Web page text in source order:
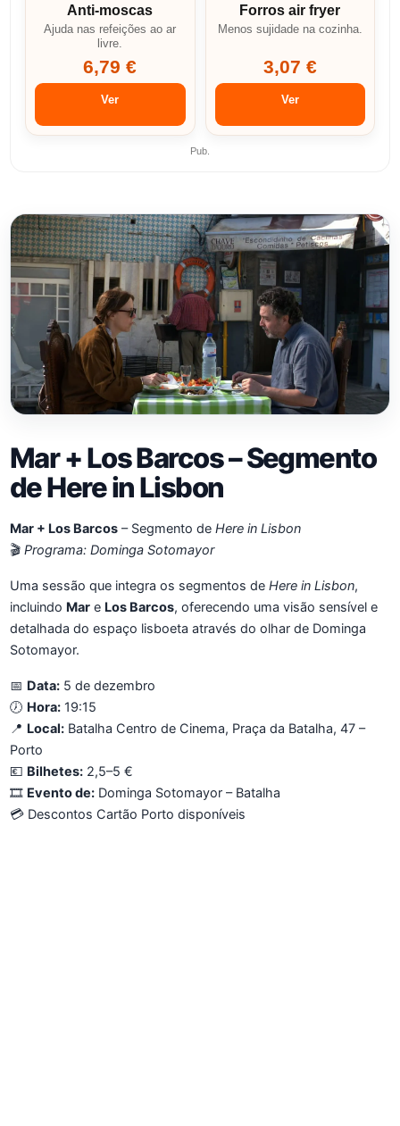
Anti-moscas
Ajuda nas refeições ao ar
livre.
6,79 €
Ver
Forros air fryer
Menos sujidade na cozinha.
3,07 €
Ver
Pub.
Mar + Los Barcos – Segmento
de Here in Lisbon
Mar + Los Barcos – Segmento de Here in Lisbon
🎬 Programa: Dominga Sotomayor
Uma sessão que integra os segmentos de Here in Lisbon,
incluindo Mar e Los Barcos, oferecendo uma visão sensível e
detalhada do espaço lisboeta através do olhar de Dominga
Sotomayor.
📅 Data: 5 de dezembro
🕖 Hora: 19:15
📍 Local: Batalha Centro de Cinema, Praça da Batalha, 47 –
Porto
💶 Bilhetes: 2,5–5 €
🎞️ Evento de: Dominga Sotomayor – Batalha
💳 Descontos Cartão Porto disponíveis